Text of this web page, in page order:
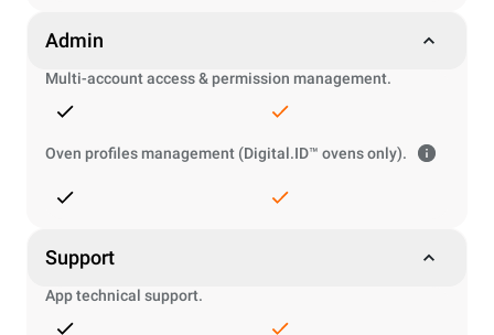
Admin
Multi-account access & permission management.
Oven profiles management (Digital.ID™ ovens only).
Support
App technical support.